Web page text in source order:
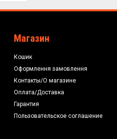
Магазин
Кошик
Оформлення замовлення
Контакты/О магазине
Оплата/Доставка
Гарантия
Пользовательское соглашение